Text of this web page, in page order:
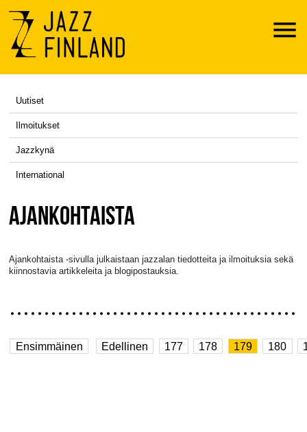
Menu
Uutiset
Ilmoitukset
Jazzkynä
International
AJANKOHTAISTA
Ajankohtaista -sivulla julkaistaan jazzalan tiedotteita ja ilmoituksia sekä
kiinnostavia artikkeleita ja blogipostauksia.
Ensimmäinen Edellinen 177 178 179 180